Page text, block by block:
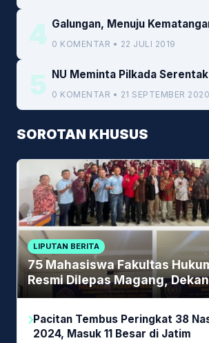
4 Galungan, Menuju
0 KOMENTAR • 22 JULI 2019
5 NU Meminta Pilkada
0 KOMENTAR • 21 SEPTEMBER 2020
SOROTAN KHUSUS
LIPUTAN BERITA
75 Mahasiswa Fakultas
Resmi Dilepas Magang,
Pesan Penting
Pacitan Tembus Peringkat 38
2024, Masuk 11 Besar di Jatim